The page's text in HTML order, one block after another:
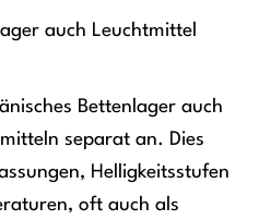
auch Leuchtmittel
Bettenlager auch
separat an. Dies
Helligkeitsstufen
oft auch als